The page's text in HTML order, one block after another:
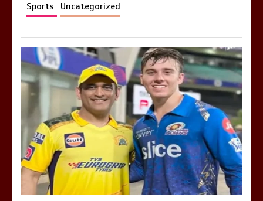
Sports Uncategorized